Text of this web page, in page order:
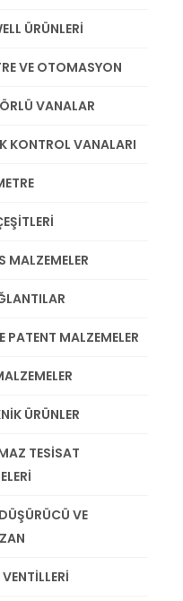
ÜRÜNLERİ
VE OTOMASYON
VANALAR
KONTROL VANALARI
MALZEMELER
PATENT MALZEMELER
ÜRÜNLER
TESİSAT
VE